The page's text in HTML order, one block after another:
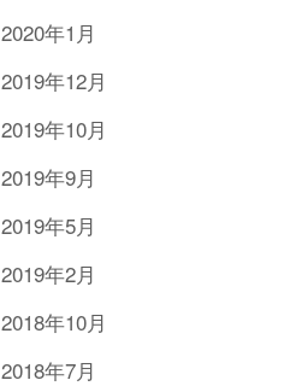
2020年1月
2019年12月
2019年10月
2019年9月
2019年5月
2019年2月
2018年10月
2018年7月